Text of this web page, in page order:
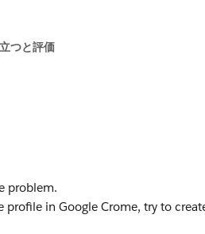
つと評価
problem.
profile in Google Crome, try to